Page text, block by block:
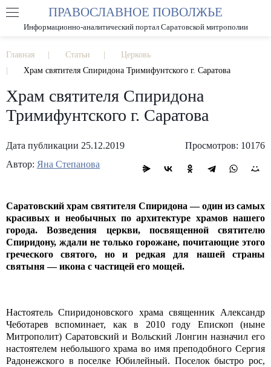
РАЗМЕР ШРИФТА А А
ПРАВОСЛАВНОЕ ПОВОЛЖЬЕ
Информационно-аналитический портал Саратовской митрополии
Главная Статьи
Церковь
Храм святителя Спиридона Тримифунтского г. Саратова
Храм святителя Спиридона
Тримифунтского г. Саратова
Дата публикации 25.12.2019
Просмотров: 10176
Автор: Яна Степанова
Саратовский храм святителя Спиридона — один из самых
красивых и необычных по архитектуре храмов нашего
города. Возведения церкви, посвященной святителю
Спиридону, ждали не только горожане, почитающие этого
греческого святого, но и редкая для нашей страны
святыня — икона с частицей его мощей.
Настоятель Спиридоновского храма священник Александр
Чеботарев вспоминает, как в 2010 году Епископ (ныне
Митрополит) Саратовский и Вольский Лонгин назначил его
настоятелем небольшого храма во имя преподобного Сергия
Радонежского в поселке Юбилейный. Поселок быстро рос,